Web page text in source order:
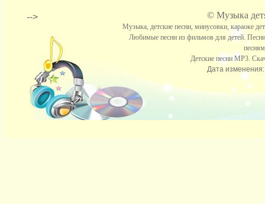
--> © Музыка
Музыка, детские песни, минусовки, караоке
Любимые песни из фильмов для детей.
Детские песни МР3.
Дата